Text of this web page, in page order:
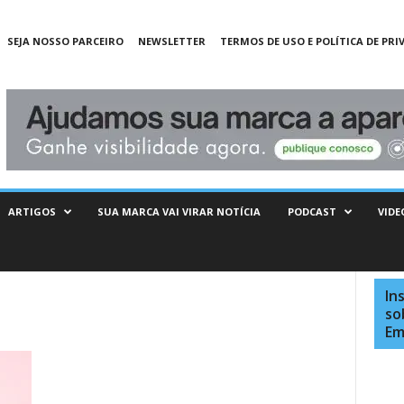
SEJA NOSSO PARCEIRO NEWSLETTER TERMOS DE USO E POLÍTICA DE
ARTIGOS SUA MARCA VAI VIRAR NOTÍCIA PODCAST